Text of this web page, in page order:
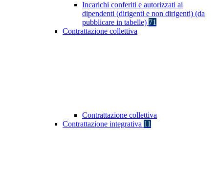
Incarichi conferiti e autorizzati ai
dipendenti (dirigenti e non dirigenti) (da
pubblicare in tabelle) 71
Contrattazione collettiva
Contrattazione collettiva
Contrattazione integrativa 11